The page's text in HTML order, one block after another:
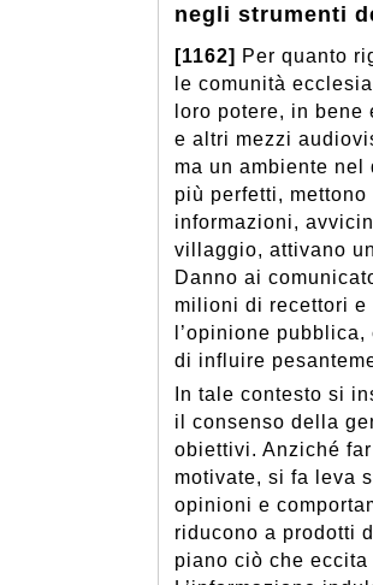
negli strumenti
[1162] Per quanto
le comunità
loro potere, in
e altri mezzi
ma un ambiente nel
più perfetti,
informazioni,
villaggio, attivano
Danno ai
milioni di recettori e
l’opinione
di influire
In tale contesto si
il consenso della
obiettivi. Anziché
motivate, si fa leva
opinioni e
riducono a prodotti
piano ciò che